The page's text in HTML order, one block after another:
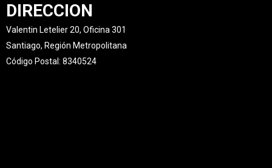
DIRECCION
Valentin Letelier 20, Oficina 301
Santiago, Región Metropolitana
Código Postal: 8340524